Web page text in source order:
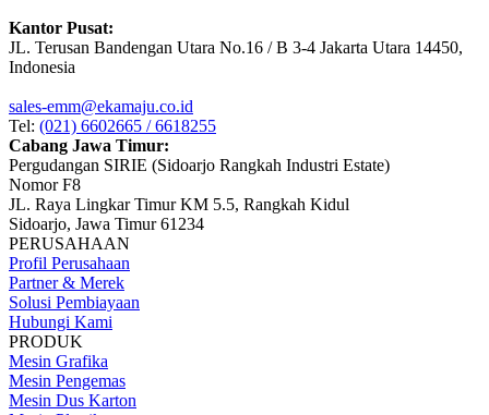
Kantor Pusat:
JL. Terusan Bandengan Utara No.16 / B 3-4 Jakarta Utara 14450,
Indonesia
sales-emm@ekamaju.co.id
Tel: (021) 6602665 / 6618255
Cabang Jawa Timur:
Pergudangan SIRIE (Sidoarjo Rangkah Industri Estate)
Nomor F8
JL. Raya Lingkar Timur KM 5.5, Rangkah Kidul
Sidoarjo, Jawa Timur 61234
PERUSAHAAN
Profil Perusahaan
Partner & Merek
Solusi Pembiayaan
Hubungi Kami
PRODUK
Mesin Grafika
Mesin Pengemas
Mesin Dus Karton